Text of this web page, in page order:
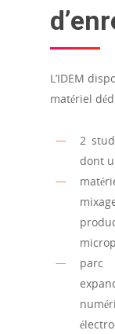
L’IDEM
matériel
2
dont
parc